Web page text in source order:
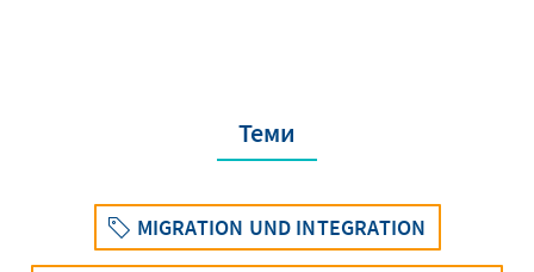
Теми
MIGRATION UND INTEGRATION